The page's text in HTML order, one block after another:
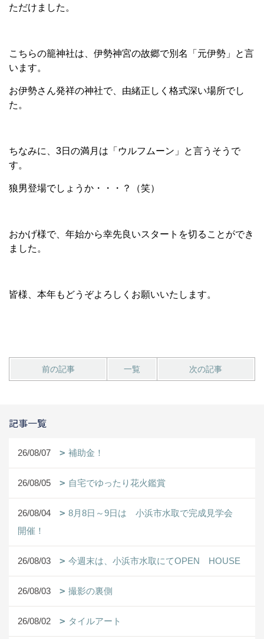
ただけました。
こちらの籠神社は、伊勢神宮の故郷で別名「元伊勢」と言
います。
お伊勢さん発祥の神社で、由緒正しく格式深い場所でし
た。
ちなみに、3日の満月は「ウルフムーン」と言うそうで
す。
狼男登場でしょうか・・・？（笑）
おかげ様で、年始から幸先良いスタートを切ることができ
ました。
皆様、本年もどうぞよろしくお願いいたします。
前の記事 一覧 次の記事
記事一覧
26/08/07 補助金！
26/08/05 自宅でゆったり花火鑑賞
26/08/04
8月8日～9日は 小浜市水取で完成見学会
開催！
26/08/03 今週末は、小浜市水取にてOPEN HOUSE
26/08/03 撮影の裏側
26/08/02 タイルアート